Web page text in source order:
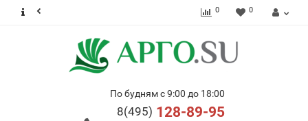
0 0
По будням с 9:00 до 18:00
8(495) 128-89-95